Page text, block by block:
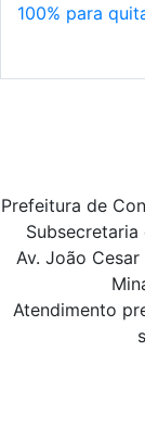
100% para
Prefeitura de
Av. João
Atendimento